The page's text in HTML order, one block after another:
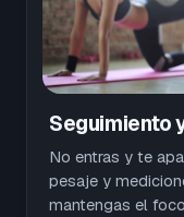
Seguimiento
No entras y te
pesaje y
mantengas el